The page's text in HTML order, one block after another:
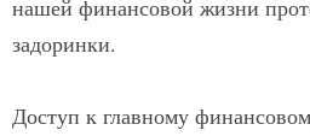
нашей финансовой жизни
задоринки.
Доступ к главному